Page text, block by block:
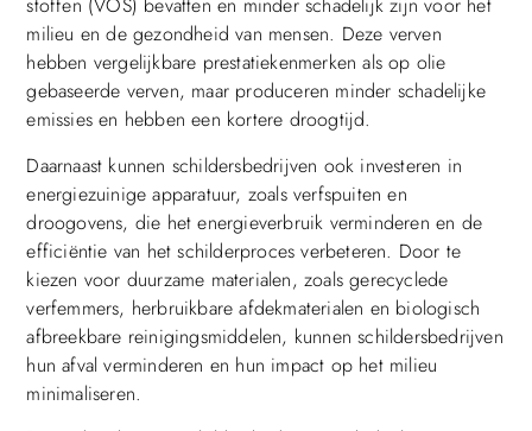
stoffen (VOS) bevatten en minder schadelijk zijn voor het
milieu en de gezondheid van mensen. Deze verven
hebben vergelijkbare prestatiekenmerken als op olie
gebaseerde verven, maar produceren minder schadelijke
emissies en hebben een kortere droogtijd.
Daarnaast kunnen schildersbedrijven ook investeren in
energiezuinige apparatuur, zoals verfspuiten en
droogovens, die het energieverbruik verminderen en de
efficiëntie van het schilderproces verbeteren. Door te
kiezen voor duurzame materialen, zoals gerecyclede
verfemmers, herbruikbare afdekmaterialen en biologisch
afbreekbare reinigingsmiddelen, kunnen schildersbedrijven
hun afval verminderen en hun impact op het milieu
minimaliseren.